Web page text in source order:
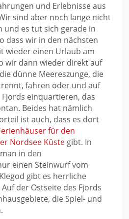
und Erlebnisse aus
sind aber noch lange nicht
und es tut sich gerade in
dass wir in den nächsten
wieder einen Urlaub am
wir dann wieder direkt auf
dünne Meereszunge, die
fahren oder und auf
einquartieren, das
Beides hat nämlich
ist auch, dass es dort
für den
Nordsee Küste gibt. In
in den
einen Steinwurf vom
gibt es herrliche
der Ostseite des Fjords
die Spiel- und